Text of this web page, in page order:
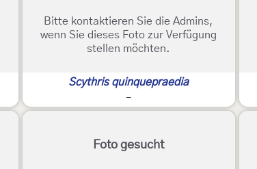
Bitte kontaktieren Sie die Admins,
wenn Sie dieses Foto zur Verfügung
stellen möchten.
Scythris quinquepraedia
-
Foto gesucht